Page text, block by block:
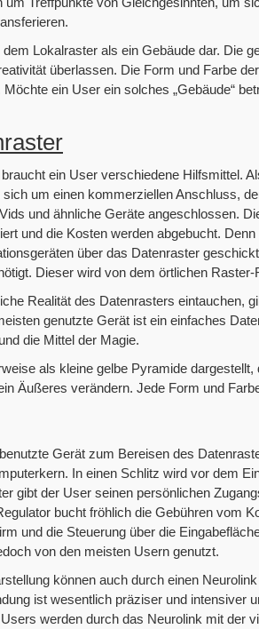
Lokalraster als ein Gebäude dar. Die
überlassen. Die Form und Farbe
ein User ein solches „Gebäude“
ein User verschiedene Hilfsmittel.
um einen kommerziellen Anschluss,
und ähnliche Geräte angeschlossen.
und die Kosten werden abgebucht.
über das Datenraster
Dieser wird von dem örtlichen Raster-
Realität des Datenrasters eintauchen,
genutzte Gerät ist ein einfaches
die Mittel der Magie.
als kleine gelbe Pyramide
Äußeres verändern. Jede Form und
Gerät zum Bereisen des
In einen Schlitz wird vor dem
gibt der User seinen persönlichen
bucht fröhlich die Gebühren vom
und die Steuerung über die
von den meisten Usern genutzt.
können auch durch einen
ist wesentlich präziser und intensiver
werden durch das Neurolink mit der